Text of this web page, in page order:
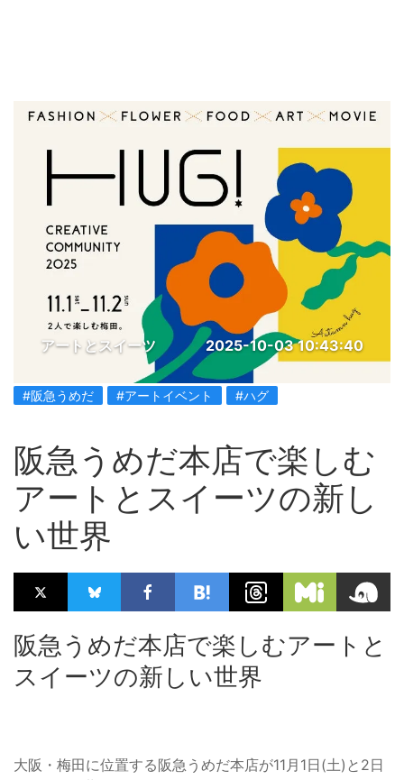
アートとスイーツ 2025-10-03 10:43:40
#阪急うめだ #アートイベント #ハグ
阪急うめだ本店で楽しむ
アートとスイーツの新し
い世界
阪急うめだ本店で楽しむアートと
スイーツの新しい世界
大阪・梅田に位置する阪急うめだ本店が11月1日(土)と2日